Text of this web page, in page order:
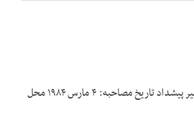
روایت‌کننده: آقای دکتر امیر پیشداد تاریخ مصاحبه: ۴ مارس ۱۹۸۴ محل